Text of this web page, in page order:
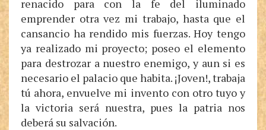
renacido para con la fe del iluminado
emprender otra vez mi trabajo, hasta que el
cansancio ha rendido mis fuerzas. Hoy tengo
ya realizado mi proyecto; poseo el elemento
para destrozar a nuestro enemigo, y aun si es
necesario el palacio que habita. ¡Joven!, trabaja
tú ahora, envuelve mi invento con otro tuyo y
la victoria será nuestra, pues la patria nos
deberá su salvación.